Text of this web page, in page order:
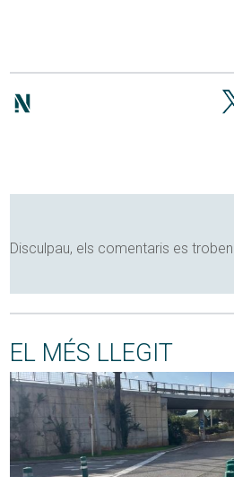
Disculpau, els comentaris es
EL MÉS LLEGIT